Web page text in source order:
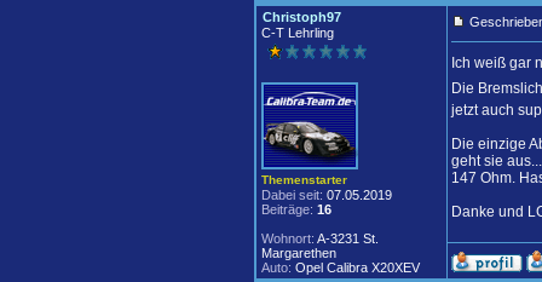
Christoph97
C-T Lehrling
Themenstarter
Dabei seit: 07.05.2019
Beiträge: 16
Wohnort: A-3231 St.
Margarethen
Auto: Opel Calibra X20XEV
Ich weiß gar
Die
jetzt auch
Die einzige
geht sie
147 Ohm.
Danke und